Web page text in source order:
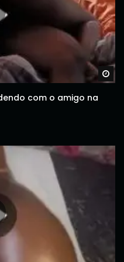
com o amigo na